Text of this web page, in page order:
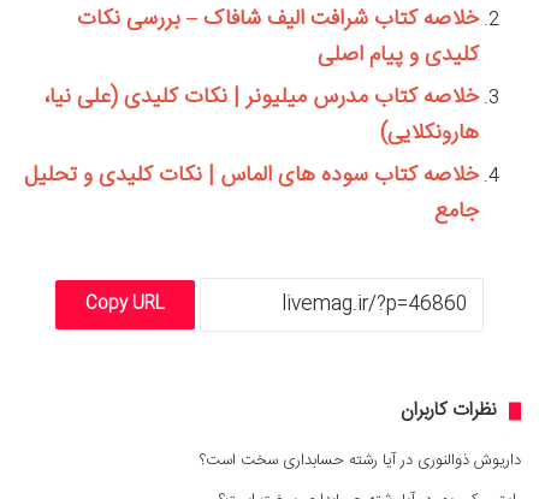
خلاصه کتاب شرافت الیف شافاک – بررسی نکات
کلیدی و پیام اصلی
خلاصه کتاب مدرس میلیونر | نکات کلیدی (علی نیا،
هارونکلایی)
خلاصه کتاب سوده های الماس | نکات کلیدی و تحلیل
جامع
Copy URL
نظرات کاربران
داریوش ذوالنوری درآیا رشته حسابداری سخت است؟